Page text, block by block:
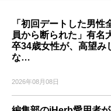
「初回デートした男性
員から断られた」有名
卒34歳女性が、高望み
な…
2026年08月08日